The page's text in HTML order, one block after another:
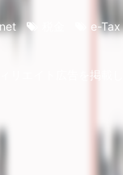
e-Tax
リエイト広告を掲載